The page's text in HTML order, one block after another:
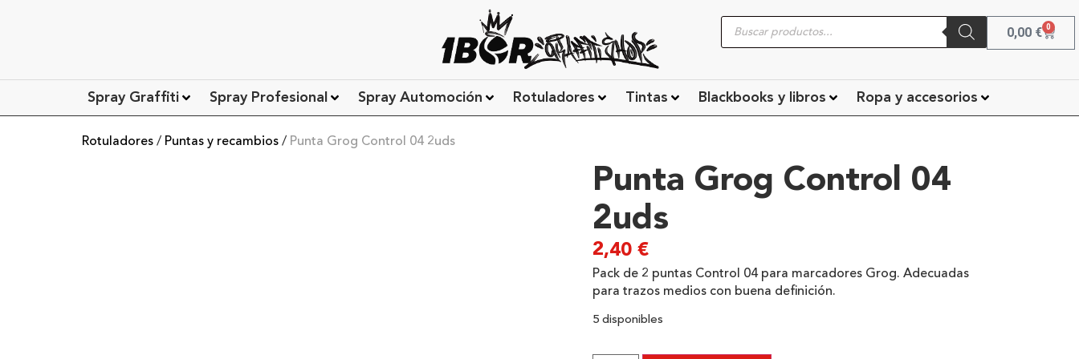
0,00 € 0
Spray Graffiti Spray Profesional Spray Automoción Rotuladores Tintas Blackbooks y libros Ropa y accesorios
Rotuladores / Puntas y recambios / Punta Grog Control 04 2uds
Punta Grog Control 04
2uds
2,40€
Pack de 2 puntas Control 04 para marcadores Grog. Adecuadas
para trazos medios con buena definición.
5 disponibles